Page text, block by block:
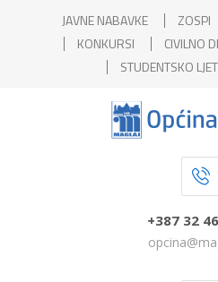
JAVNE NABAVKE ZOSPI
KONKURSI
CIVILNO
STUDENTSKO
+387 32